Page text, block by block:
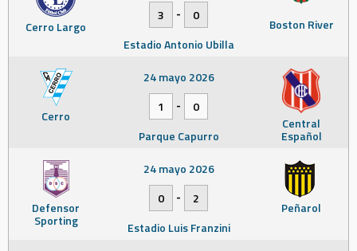
Cerro Largo Boston River
3 -
0
Estadio Antonio Ubilla
Cerro Central
Español
24 mayo 2026
1
-
0
Parque Capurro
Defensor
Sporting
Peñarol
24 mayo 2026
0
-
2
Estadio Luis Franzini